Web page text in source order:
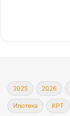
2025 2026
Ипотека КРТ